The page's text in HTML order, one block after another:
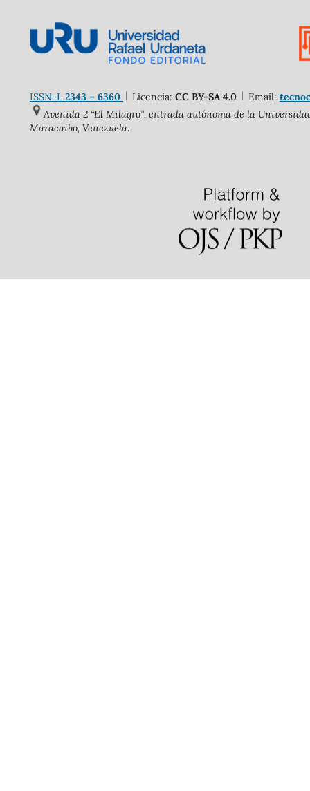
ISSN-L2343 – 6360 Licencia: CC BY-SA 4.0 Email:
Avenida 2 “El Milagro”, entrada autónoma de la
Maracaibo, Venezuela.